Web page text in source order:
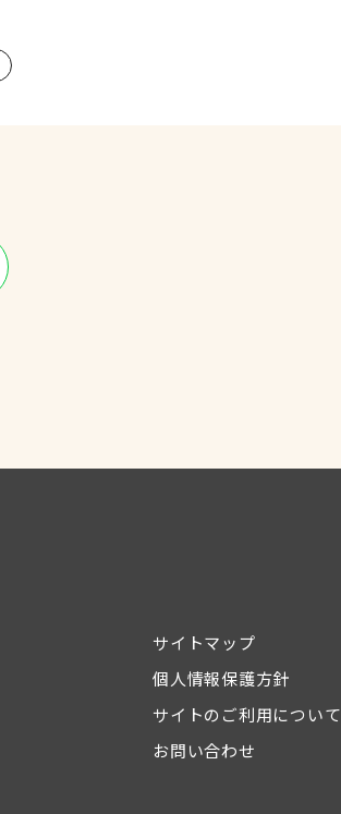
サイトマップ
個人情報保護方針
サイトのご利用について
お問い合わせ